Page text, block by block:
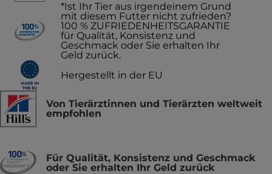
*Ist Ihr Tier aus irgendeinem Grund
mit diesem Futter nicht zufrieden?
100 % ZUFRIEDENHEITSGARANTIE
für Qualität, Konsistenz und
Geschmack oder Sie erhalten Ihr
Geld zurück.
Hergestellt in der EU
Von Tierärztinnen und Tierärzten weltweit
empfohlen
Für Qualität, Konsistenz und Geschmack
oder Sie erhalten Ihr Geld zurück